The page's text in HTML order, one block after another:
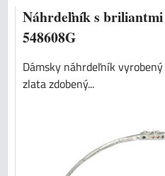
Náhrdeľník s briliantmi
548608G
Dámsky náhrdeľník
zlata zdobený...